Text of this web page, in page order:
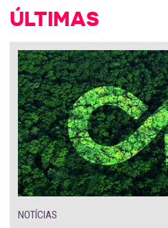
ÚLTIMAS
NOTÍCIAS